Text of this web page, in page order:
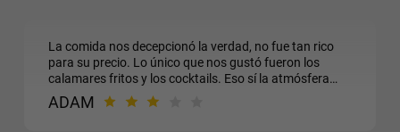
La comida nos decepcionó la verdad, no fue tan rico
para su precio. Lo único que nos gustó fueron los
calamares fritos y los cocktails. Eso sí la atmósfera
con música en vivo fue muy bonito. El sitio perfecto
para tomar un cocktail y escuchar música.
ADAM